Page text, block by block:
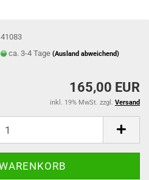
41083
ca. 3-4 Tage(Ausland abweichend)
165,00 EUR
inkl. 19% MwSt. zzgl. Versand